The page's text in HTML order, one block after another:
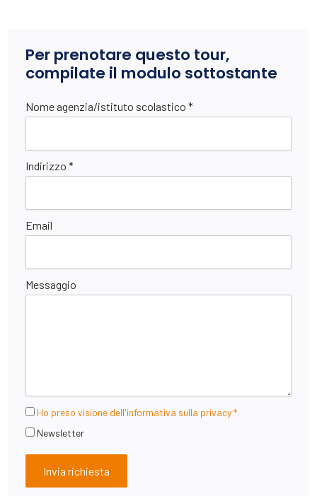
Per prenotare questo tour,
compilate il modulo sottostante
Nome agenzia/istituto scolastico *
Indirizzo *
Email
Messaggio
Ho preso visione dell'informativa sulla privacy *
Newsletter
Invia richiesta